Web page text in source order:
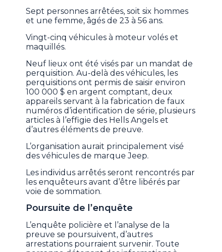
Sept personnes arrêtées, soit six hommes
et une femme, âgés de 23 à 56 ans.
Vingt-cinq véhicules à moteur volés et
maquillés.
Neuf lieux ont été visés par un mandat de
perquisition. Au-delà des véhicules, les
perquisitions ont permis de saisir environ
100 000 $ en argent comptant, deux
appareils servant à la fabrication de faux
numéros d’identification de série, plusieurs
articles à l’effigie des Hells Angels et
d’autres éléments de preuve.
L’organisation aurait principalement visé
des véhicules de marque Jeep.
Les individus arrêtés seront rencontrés par
les enquêteurs avant d’être libérés par
voie de sommation.
Poursuite de l’enquête
L’enquête policière et l’analyse de la
preuve se poursuivent, d’autres
arrestations pourraient survenir. Toute